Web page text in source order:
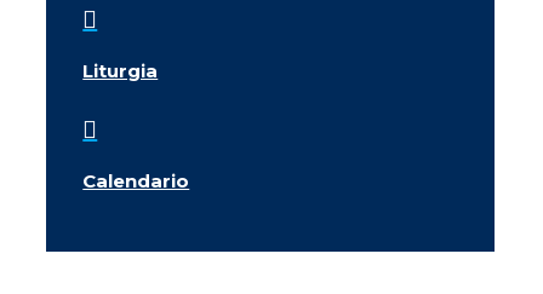

Liturgia

Calendario